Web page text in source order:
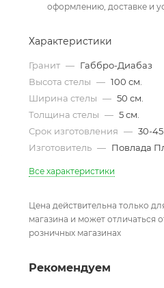
оформлению, доставке и
Характеристики
Гранит — Габбро-Диабаз
Высота стелы — 100 см.
Ширина стелы — 50 см.
Толщина стелы — 5 см.
Срок изготовления — 30-
Изготовитель — Повлада
Все характеристики
Цена действительна только
магазина и может отличаться
розничных магазинах
Рекомендуем